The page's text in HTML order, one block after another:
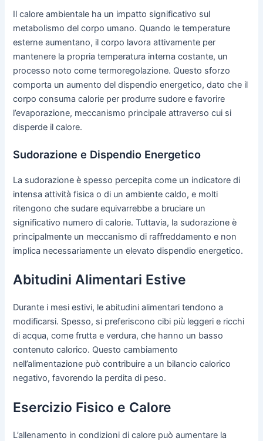
Il calore ambientale ha un impatto significativo sul
metabolismo del corpo umano. Quando le temperature
esterne aumentano, il corpo lavora attivamente per
mantenere la propria temperatura interna costante, un
processo noto come termoregolazione. Questo sforzo
comporta un aumento del dispendio energetico, dato che il
corpo consuma calorie per produrre sudore e favorire
l’evaporazione, meccanismo principale attraverso cui si
disperde il calore.
Sudorazione e Dispendio Energetico
La sudorazione è spesso percepita come un indicatore di
intensa attività fisica o di un ambiente caldo, e molti
ritengono che sudare equivarrebbe a bruciare un
significativo numero di calorie. Tuttavia, la sudorazione è
principalmente un meccanismo di raffreddamento e non
implica necessariamente un elevato dispendio energetico.
Abitudini Alimentari Estive
Durante i mesi estivi, le abitudini alimentari tendono a
modificarsi. Spesso, si preferiscono cibi più leggeri e ricchi
di acqua, come frutta e verdura, che hanno un basso
contenuto calorico. Questo cambiamento
nell’alimentazione può contribuire a un bilancio calorico
negativo, favorendo la perdita di peso.
Esercizio Fisico e Calore
L’allenamento in condizioni di calore può aumentare la